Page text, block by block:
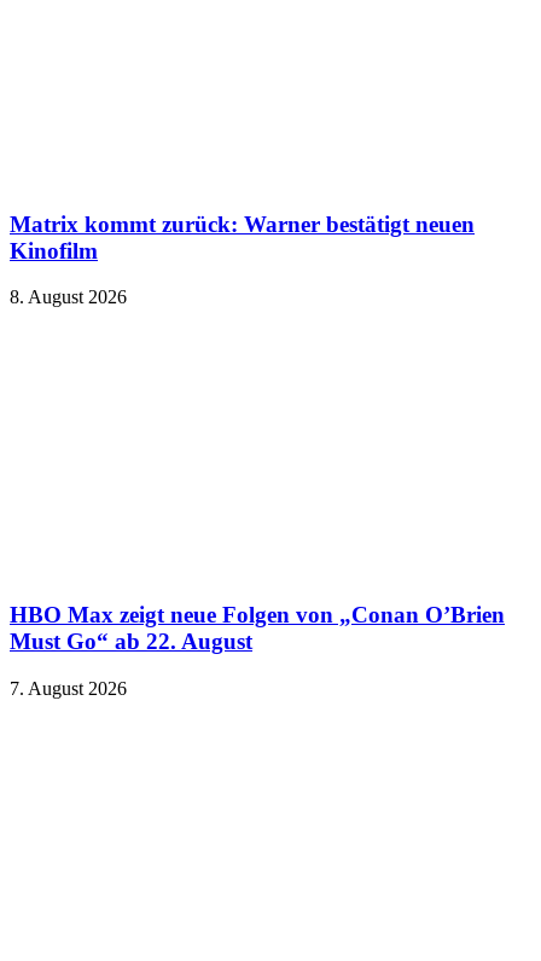
Matrix kommt zurück: Warner bestätigt neuen
Kinofilm
8. August 2026
HBO Max zeigt neue Folgen von „Conan O’Brien
Must Go“ ab 22. August
7. August 2026